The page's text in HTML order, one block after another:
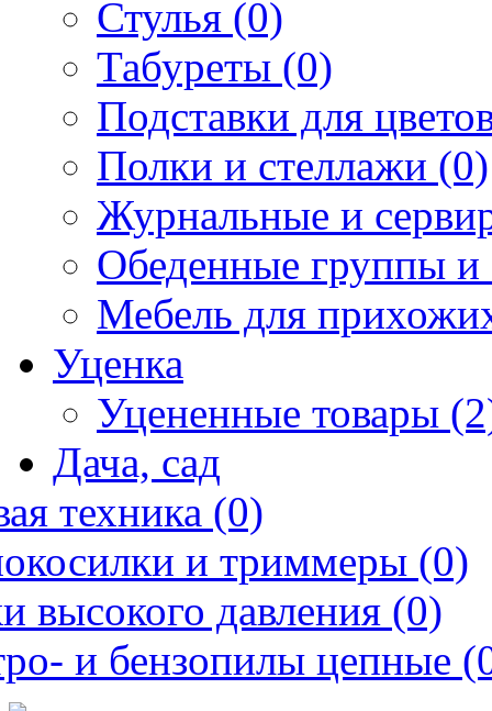
Стулья (0)
Табуреты (0)
Подставки для
Полки и стеллажи (0)
Журнальные и
Обеденные группы и
Мебель для
Уценка
Уцененные товары
Дача, сад
техника (0)
и триммеры (0)
высокого давления (0)
и бензопилы цепные